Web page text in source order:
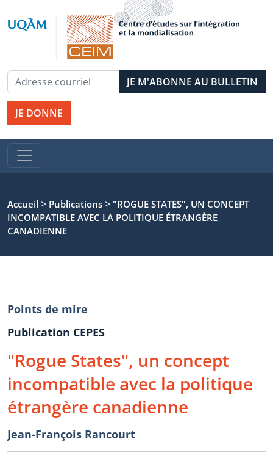
JE DONNE
Accueil > Publications > "ROGUE STATES", UN CONCEPT
INCOMPATIBLE AVEC LA POLITIQUE ÉTRANGÈRE
CANADIENNE
Points de mire
Publication CEPES
"Rogue States", un concept
incompatible avec la politique
étrangère canadienne
Jean-François Rancourt